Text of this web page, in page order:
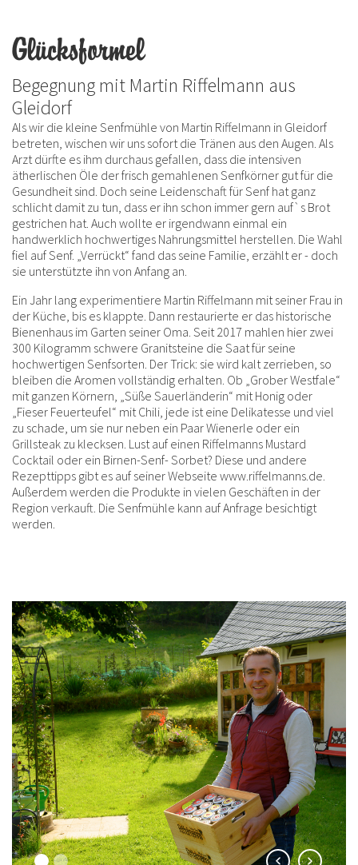
Glücksformel
Begegnung mit Martin Riffelmann aus
Gleidorf
Als wir die kleine Senfmühle von Martin Riffelmann in Gleidorf
betreten, wischen wir uns sofort die Tränen aus den Augen. Als
Arzt dürfte es ihm durchaus gefallen, dass die intensiven
ätherlischen Öle der frisch gemahlenen Senfkörner gut für die
Gesundheit sind. Doch seine Leidenschaft für Senf hat ganz
schlicht damit zu tun, dass er ihn schon immer gern auf`s Brot
gestrichen hat. Auch wollte er irgendwann einmal ein
handwerklich hochwertiges Nahrungsmittel herstellen. Die Wahl
fiel auf Senf. „Verrückt“ fand das seine Familie, erzählt er - doch
sie unterstützte ihn von Anfang an.
Ein Jahr lang experimentiere Martin Riffelmann mit seiner Frau in
der Küche, bis es klappte. Dann restaurierte er das historische
Bienenhaus im Garten seiner Oma. Seit 2017 mahlen hier zwei
300 Kilogramm schwere Granitsteine die Saat für seine
hochwertigen Senfsorten. Der Trick: sie wird kalt zerrieben, so
bleiben die Aromen vollständig erhalten. Ob „Grober Westfale“
mit ganzen Körnern, „Süße Sauerländerin“ mit Honig oder
„Fieser Feuerteufel“ mit Chili, jede ist eine Delikatesse und viel
zu schade, um sie nur neben ein Paar Wienerle oder ein
Grillsteak zu klecksen. Lust auf einen Riffelmanns Mustard
Cocktail oder ein Birnen-Senf- Sorbet? Diese und andere
Rezepttipps gibt es auf seiner Webseite www.riffelmanns.de.
Außerdem werden die Produkte in vielen Geschäften in der
Region verkauft. Die Senfmühle kann auf Anfrage besichtigt
werden.